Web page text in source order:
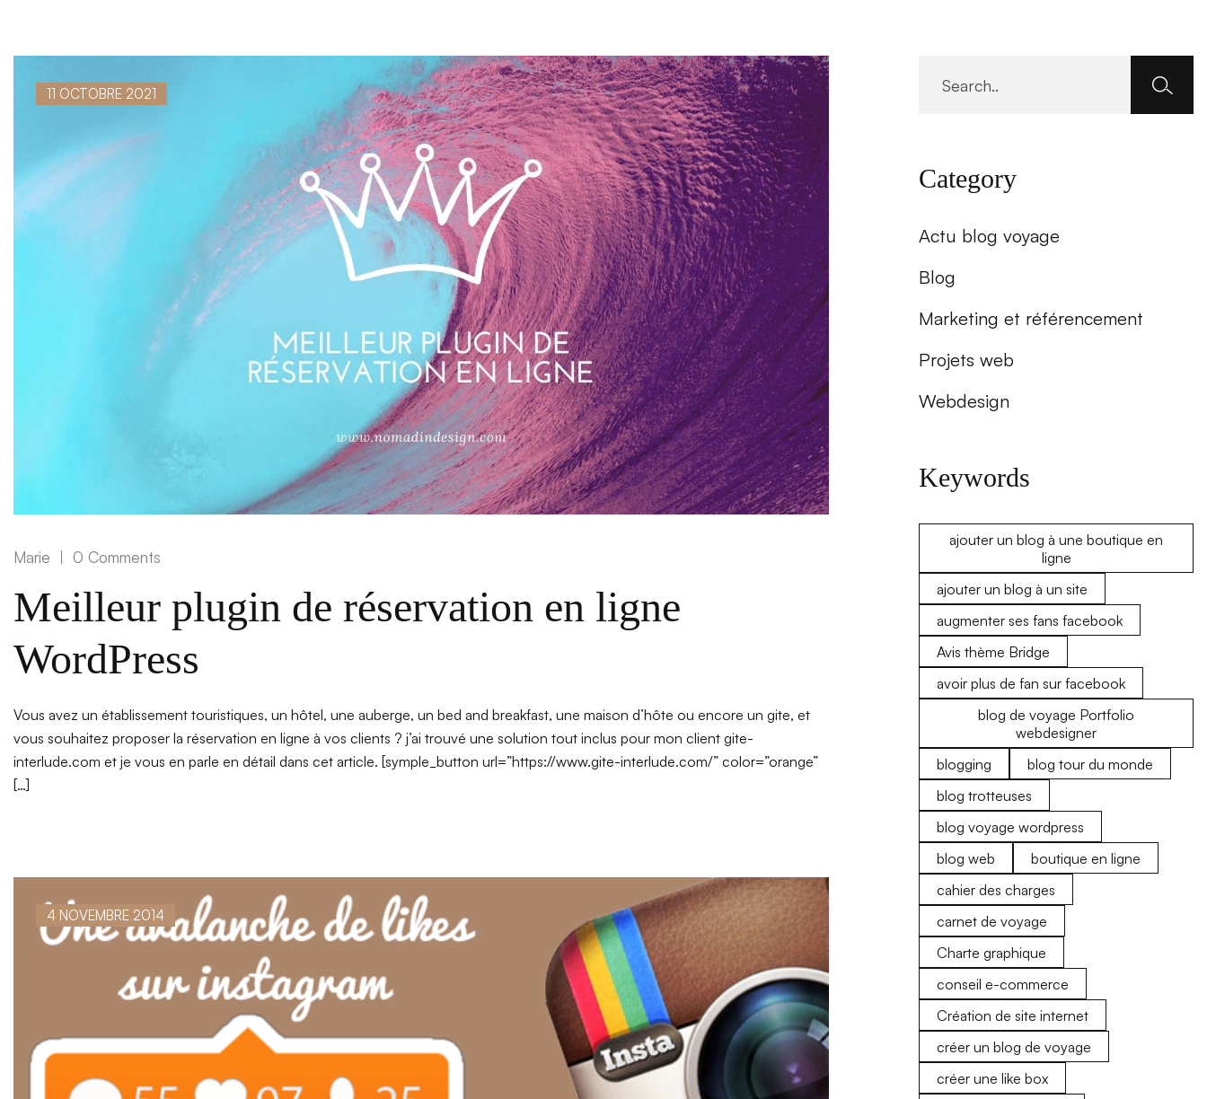
11 OCTOBRE 2021
Marie 0 Comments
Meilleur plugin de réservation en ligne
WordPress
Vous avez un établissement touristiques, un hôtel, une auberge, un bed and breakfast, une maison d’hôte ou encore un gite, et
vous souhaitez proposer la réservation en ligne à vos clients ? j’ai trouvé une solution tout inclus pour mon client gite-
interlude.com et je vous en parle en détail dans cet article. [symple_button url=”https://www.gite-interlude.com/” color=”orange”
[…]
4 NOVEMBRE 2014
Category
Actu blog voyage
Blog
Marketing et référencement
Projets web
Webdesign
Keywords
ajouter un blog à une boutique en
ligne
ajouter un blog à un site
augmenter ses fans facebook
Avis thème Bridge
avoir plus de fan sur facebook
blog de voyage Portfolio
webdesigner
blogging
blog tour du monde
blog trotteuses
blog voyage wordpress
blog web
boutique en ligne
cahier des charges
carnet de voyage
Charte graphique
conseil e-commerce
Création de site internet
créer un blog de voyage
créer une like box